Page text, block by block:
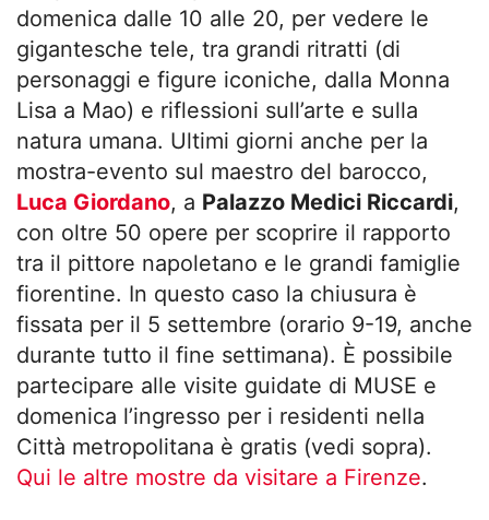
domenica dalle 10 alle 20, per vedere le
gigantesche tele, tra grandi ritratti (di
personaggi e figure iconiche, dalla Monna
Lisa a Mao) e riflessioni sull’arte e sulla
natura umana. Ultimi giorni anche per la
mostra-evento sul maestro del barocco,
Luca Giordano, a Palazzo Medici Riccardi,
con oltre 50 opere per scoprire il rapporto
tra il pittore napoletano e le grandi famiglie
fiorentine. In questo caso la chiusura è
fissata per il 5 settembre (orario 9-19, anche
durante tutto il fine settimana). È possibile
partecipare alle visite guidate di MUSE e
domenica l’ingresso per i residenti nella
Città metropolitana è gratis (vedi sopra).
Qui le altre mostre da visitare a Firenze.